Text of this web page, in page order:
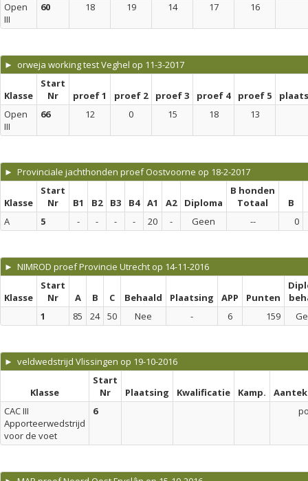
Open
III
60 18 19 14 17 16
► orweja working test Veghel op 11-3-2017
Klasse
Start
Nr
proef 1 proef 2 proef 3 proef 4 proef 5
Open
III
66 12 0 15 18 13
► Provinciale jachthonden proef Oostvoorne op 18-2-2017
Klasse
Start
Nr
B1 B2 B3 B4 A1 A2 Diploma
B honden
Totaal
B
A
5 - - - - 20 - Geen -- 0
► NIMROD proef Provincie Utrecht op 14-11-2016
Klasse
Start
Nr
A B C Behaald Plaatsing APP Punten
1
85 24 50 Nee - 6 159
► veldwedstrijd Vlissingen op 19-10-2016
Klasse
Start
Nr
Plaatsing Kwalificatie Kamp.
CAC III
Apporteerwedstrijd
voor de voet
6